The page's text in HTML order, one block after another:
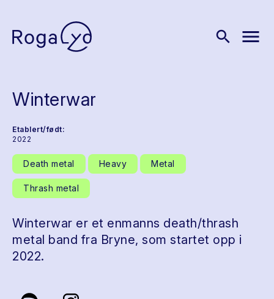
search menu
Winterwar
Etablert/født:
2022
Death metal Heavy Metal
Thrash metal
Winterwar er et enmanns death/thrash
metal band fra Bryne, som startet opp i
2022.